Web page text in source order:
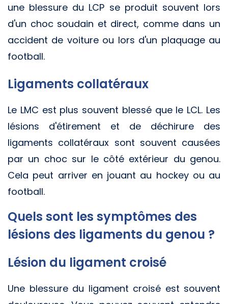
une blessure du LCP se produit souvent lors
d'un choc soudain et direct, comme dans un
accident de voiture ou lors d'un plaquage au
football.
Ligaments collatéraux
Le LMC est plus souvent blessé que le LCL. Les
lésions d'étirement et de déchirure des
ligaments collatéraux sont souvent causées
par un choc sur le côté extérieur du genou.
Cela peut arriver en jouant au hockey ou au
football.
Quels sont les symptômes des
lésions des ligaments du genou ?
Lésion du ligament croisé
Une blessure du ligament croisé est souvent